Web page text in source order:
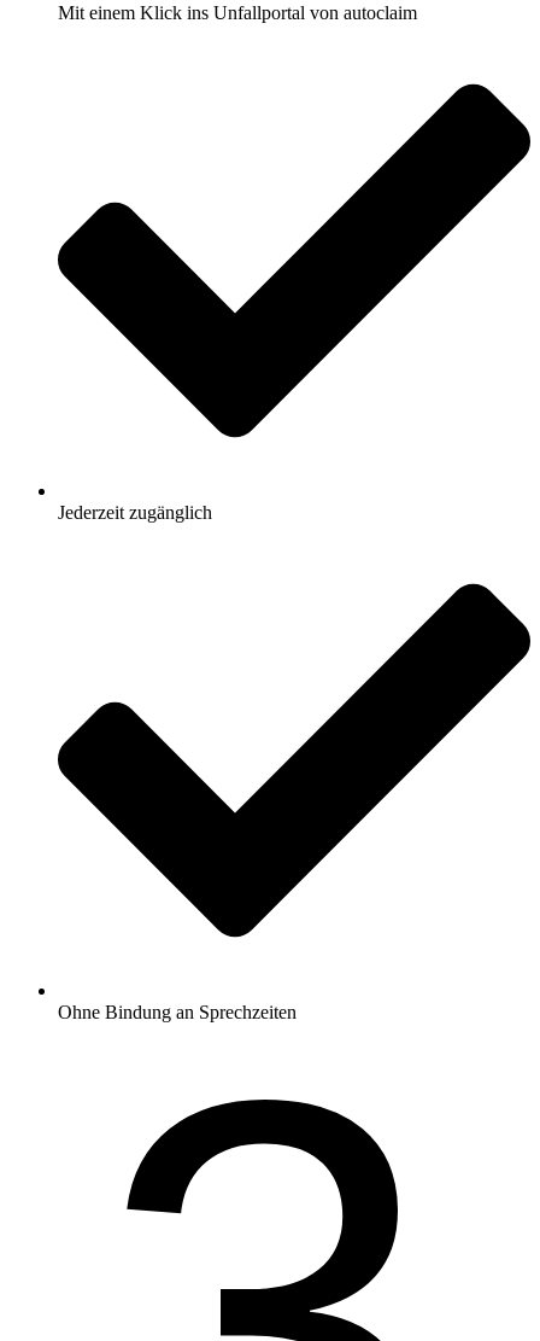
Mit einem Klick ins Unfallportal von autoclaim
Jederzeit zugänglich
Ohne Bindung an Sprechzeiten